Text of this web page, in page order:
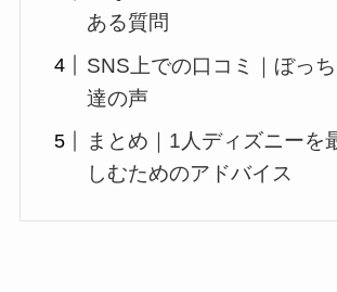
ある質問
SNS上での口コミ｜ぼっ
達の声
まとめ｜1人ディズニーを
しむためのアドバイス